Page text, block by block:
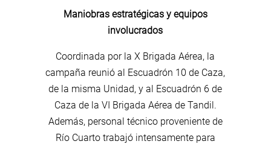
Maniobras estratégicas y equipos
involucrados
Coordinada por la X Brigada Aérea, la
campaña reunió al Escuadrón 10 de Caza,
de la misma Unidad, y al Escuadrón 6 de
Caza de la VI Brigada Aérea de Tandil.
Además, personal técnico proveniente de
Río Cuarto trabajó intensamente para